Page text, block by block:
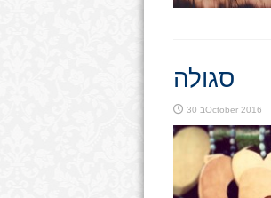
סגולה
30 בOctober 2016